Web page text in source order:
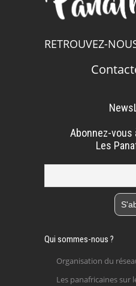
RETROUVEZ-
Abonnez-
Les
Qui sommes-nous ?
Organisation du
Les panafricaines sur